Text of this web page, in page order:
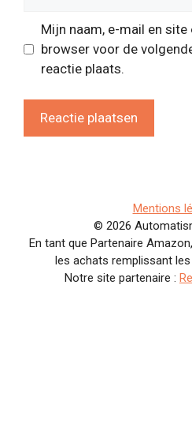
Mijn naam, e-mail en site
browser voor de
reactie plaats.
Mentions
© 2026
En tant que Partenaire
les achats remplissant
Notre site partenaire :